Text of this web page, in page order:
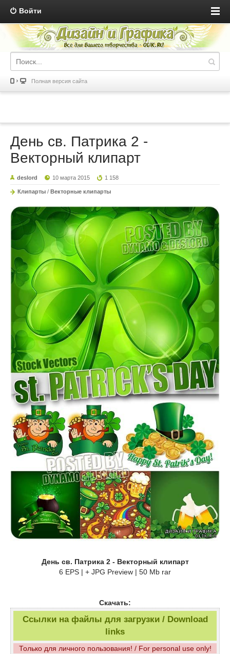
Войти
Полная версия сайта
День св. Патрика 2 -
Векторный клипарт
deslord 10 марта 2015 1 158
Клипарты / Векторные клипарты
День св. Патрика 2 - Векторный клипарт
6 EPS | + JPG Preview | 50 Mb rar
Скачать:
Ссылки на файлы для загрузки / Download
links
Только для личного пользования! / For personal use only!